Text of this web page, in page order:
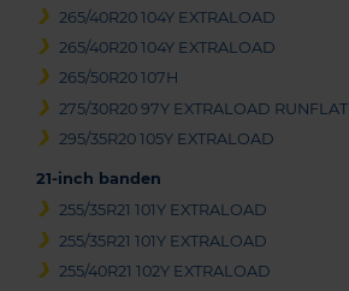
265/40R20 104Y EXTRALOAD
265/40R20 104Y EXTRALOAD
265/50R20 107H
275/30R20 97Y EXTRALOAD RUNFLAT
295/35R20 105Y EXTRALOAD
21-inch banden
255/35R21 101Y EXTRALOAD
255/35R21 101Y EXTRALOAD
255/40R21 102Y EXTRALOAD